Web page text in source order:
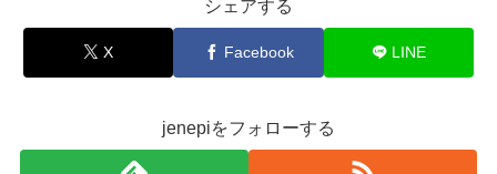
シェアする
X Facebook LINE
jenepiをフォローする